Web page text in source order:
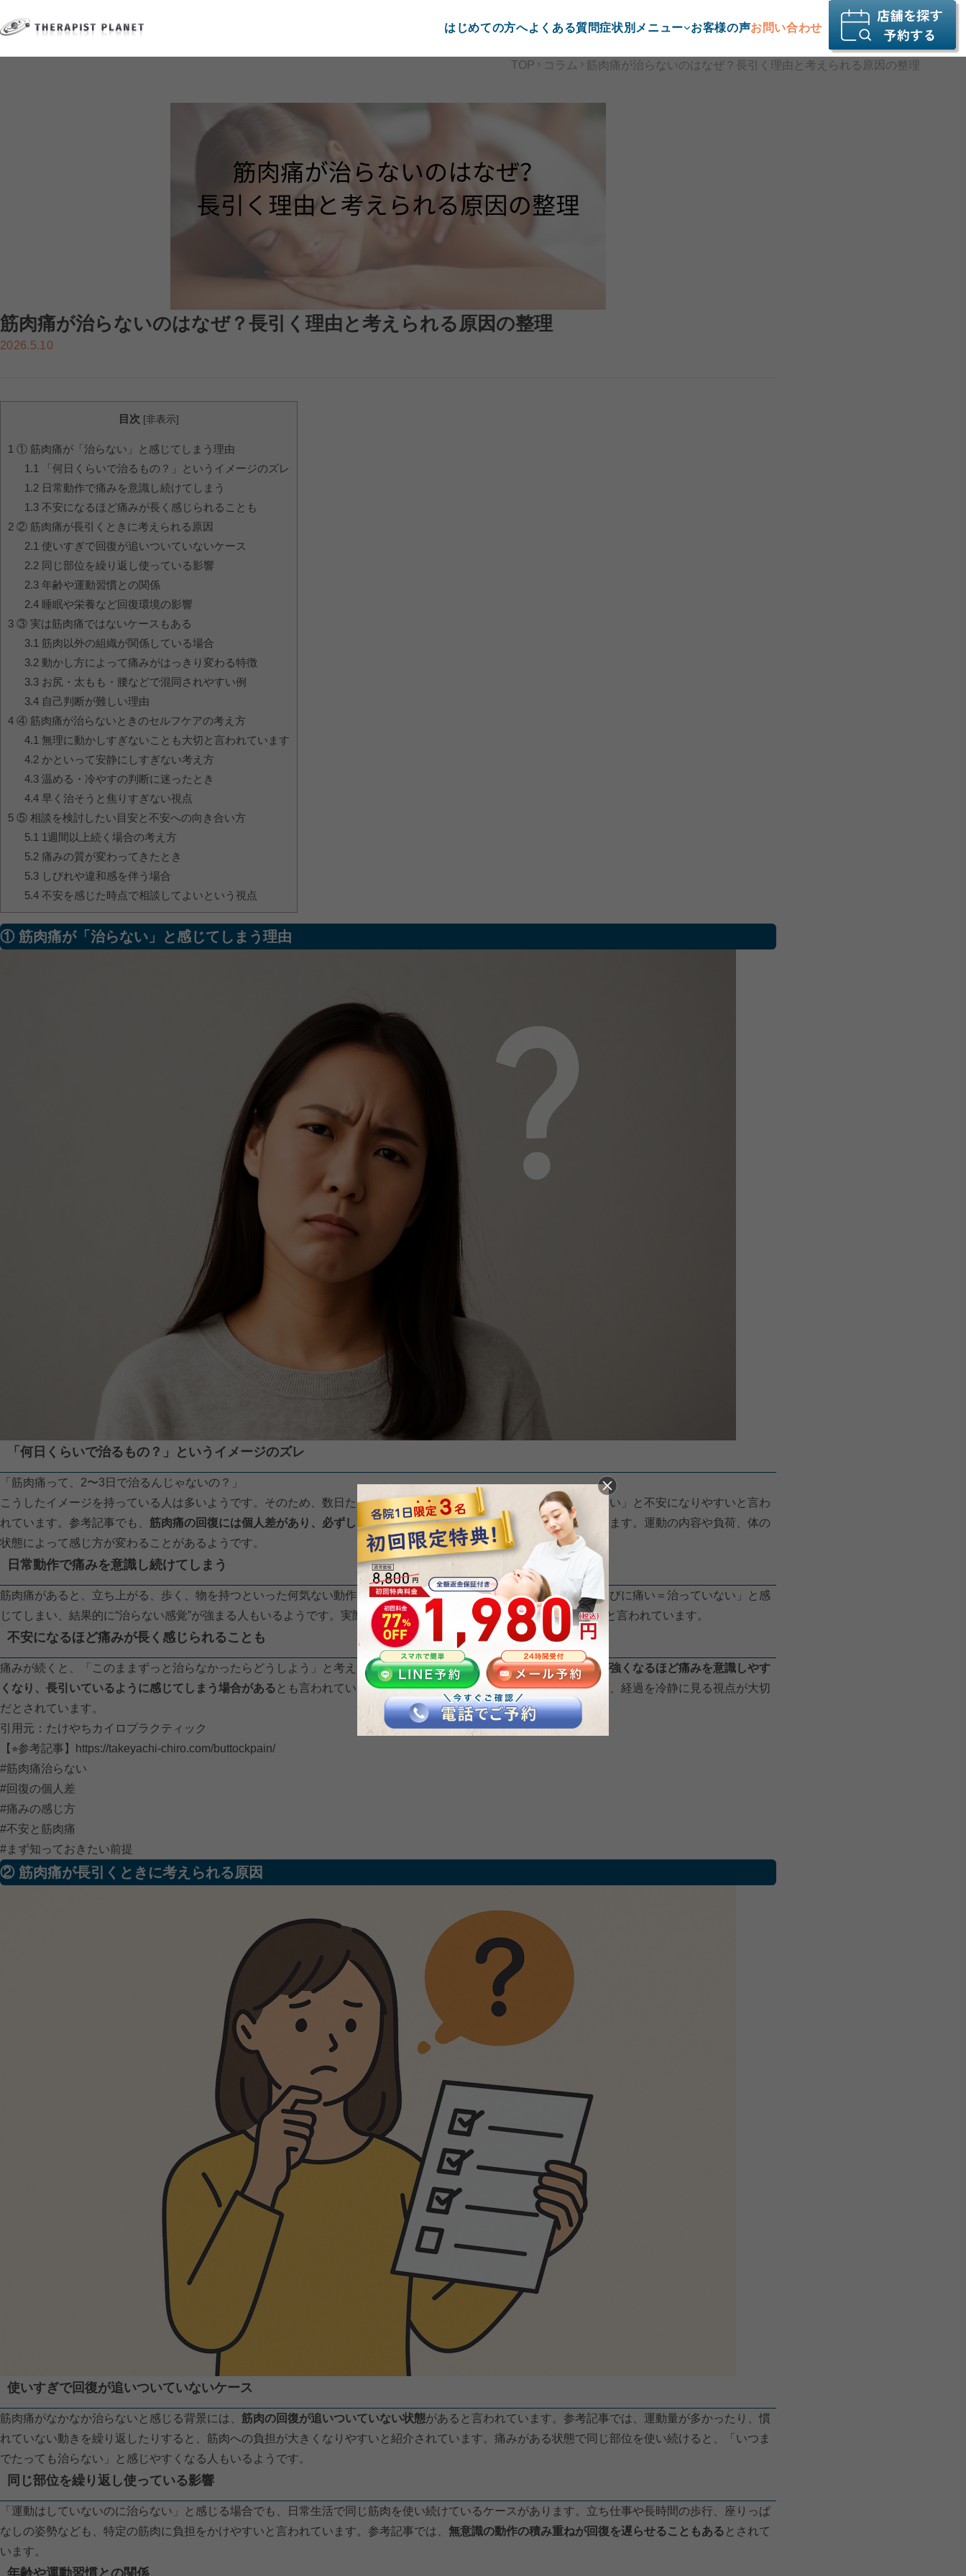
はじめての方へよくある質問症状別メニュー お客様の声お問い合わせ
TOP コラム 筋肉痛が治らないのはなぜ？長引く理由と考えられる原因の整理
筋肉痛が治らないのはなぜ？長引く理由と考えられる原因の整理
2026.5.10
目次 [非表示]
1 ① 筋肉痛が「治らない」と感じてしまう理由
1.1
「何日くらいで治るもの？」というイメージのズレ
1.2日常動作で痛みを意識し続けてしまう
1.3不安になるほど痛みが長く感じられることも
2 ② 筋肉痛が長引くときに考えられる原因
2.1 使いすぎで回復が追いついていないケース
2.2同じ部位を繰り返し使っている影響
2.3年齢や運動習慣との関係
2.4睡眠や栄養など回復環境の影響
3 ③ 実は筋肉痛ではないケースもある
3.1 筋肉以外の組織が関係している場合
3.2動かし方によって痛みがはっきり変わる特徴
3.3お尻・太もも・腰などで混同されやすい例
3.4自己判断が難しい理由
4 ④ 筋肉痛が治らないときのセルフケアの考え方
4.1 無理に動かしすぎないことも大切と言われています
4.2かといって安静にしすぎない考え方
4.3温める・冷やすの判断に迷ったとき
4.4早く治そうと焦りすぎない視点
5 ⑤ 相談を検討したい目安と不安への向き合い方
5.1 1週間以上続く場合の考え方
5.2痛みの質が変わってきたとき
5.3しびれや違和感を伴う場合
5.4不安を感じた時点で相談してよいという視点
① 筋肉痛が「治らない」と感じてしまう理由
「何日くらいで治るもの？」というイメージのズレ
「筋肉痛って、2〜3日で治るんじゃないの？」
こうしたイメージを持っている人は多いようです。そのため、数日たっても痛みが残っていると、「あれ、全然治らない」と不安になりやすいと言わ
れています。参考記事でも、 筋肉痛の回復には個人差があり、必ずしも短期間で落ち着くとは限らない
と紹介されています。運動の内容や負荷、体の
状態によって感じ方が変わることがあるようです。
日常動作で痛みを意識し続けてしまう
筋肉痛があると、立ち上がる、歩く、物を持つといった何気ない動作のたびに痛みを意識しやすくなります。「動くたびに痛い＝治っていない」と感
じてしまい、結果的に“治らない感覚”が強まる人もいるようです。実際には、回復の途中でも違和感が残ることがあると言われています。
不安になるほど痛みが長く感じられることも
痛みが続くと、「このままずっと治らなかったらどうしよう」と考えてしまうことがあります。参考記事では、不安が強くなるほど痛みを意識しやす
くなり、長引いているように感じてしまう場合がある とも言われています。まずは、「治らない＝異常」と決めつけず、経過を冷静に見る視点が大切
だとされています。
引用元：たけやちカイロプラクティック
【⭐︎参考記事】
https://takeyachi-chiro.com/buttockpain/
#筋肉痛治らない
#回復の個人差
#痛みの感じ方
#不安と筋肉痛
#まず知っておきたい前提
② 筋肉痛が長引くときに考えられる原因
使いすぎで回復が追いついていないケース
筋肉痛がなかなか治らないと感じる背景には、 筋肉の回復が追いついていない状態があると言われています。参考記事では、運動量が多かったり、慣
れていない動きを繰り返したりすると、筋肉への負担が大きくなりやすいと紹介されています。痛みがある状態で同じ部位を使い続けると、「いつま
でたっても治らない」と感じやすくなる人もいるようです。
同じ部位を繰り返し使っている影響
「運動はしていないのに治らない」と感じる場合でも、日常生活で同じ筋肉を使い続けているケースがあります。立ち仕事や長時間の歩行、座りっぱ
なしの姿勢なども、特定の筋肉に負担をかけやすいと言われています。参考記事では、 無意識の動作の積み重ねが回復を遅らせることもある とされて
います。